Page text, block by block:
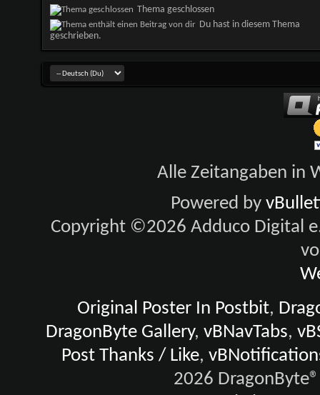
Thema geschlossen
Du hast in diesem Thema
geschrieben.
Alle Zeitangaben in
Powered by
Copyright ©2026 Adduco Digital
Original Poster In Postbit,
DragonByte Gallery,vBNavTabs,
Post Thanks / Like,
2026